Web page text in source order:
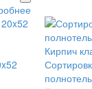
Кирпич